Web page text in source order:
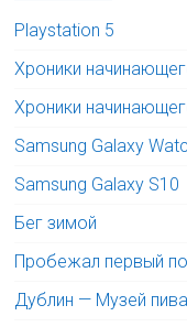
Playstation 5
Хроники
Хроники
Samsung Galaxy
Samsung Galaxy S10
Бег зимой
Пробежал первый
Дублин — Музей пива